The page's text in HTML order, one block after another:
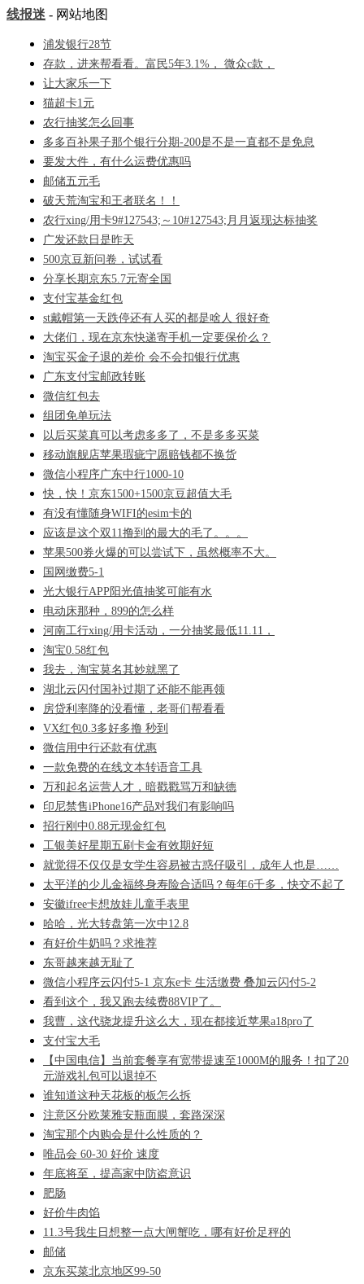
线报迷 - 网站地图
浦发银行28节
存款，进来帮看看。富民5年3.1%， 微众c款，
让大家乐一下
猫超卡1元
农行抽奖怎么回事
多多百补果子那个银行分期-200是不是一直都不是免息
要发大件，有什么运费优惠吗
邮储五元毛
破天荒淘宝和王者联名！！
农行xing/用卡9#127543;～10#127543;月月返现达标抽奖
广发还款日是昨天
500京豆新问卷，试试看
分享长期京东5.7元寄全国
支付宝基金红包
st戴帽第一天跌停还有人买的都是啥人 很好奇
大佬们，现在京东快递寄手机一定要保价么？
淘宝买金子退的差价 会不会扣银行优惠
广东支付宝邮政转账
微信红包去
组团免单玩法
以后买菜真可以考虑多多了，不是多多买菜
移动旗舰店苹果瑕疵宁愿赔钱都不换货
微信小程序广东中行1000-10
快，快！京东1500+1500京豆超值大毛
有没有懂随身WIFI的esim卡的
应该是这个双11撸到的最大的毛了。。。
苹果500券火爆的可以尝试下，虽然概率不大。
国网缴费5-1
光大银行APP阳光值抽奖可能有水
电动床那种，899的怎么样
河南工行xing/用卡活动，一分抽奖最低11.11，
淘宝0.58红包
我去，淘宝莫名其妙就黑了
湖北云闪付国补过期了还能不能再领
房贷利率降的没看懂，老哥们帮看看
VX红包0.3多好多撸 秒到
微信用中行还款有优惠
一款免费的在线文本转语音工具
万和起名运营人才，暗戳戳骂万和缺德
印尼禁售iPhone16产品对我们有影响吗
招行刚中0.88元现金红包
工银美好星期五刷卡金有效期好短
就觉得不仅仅是女学生容易被古惑仔吸引，成年人也是……
太平洋的少儿金福终身寿险合适吗？每年6千多，快交不起了
安徽ifree卡想放娃儿童手表里
哈哈，光大转盘第一次中12.8
有好价牛奶吗？求推荐
东哥越来越无耻了
微信小程序云闪付5-1 京东e卡 生活缴费 叠加云闪付5-2
看到这个，我又跑去续费88VIP了。
我曹，这代骁龙提升这么大，现在都接近苹果a18pro了
支付宝大毛
【中国电信】当前套餐享有宽带提速至1000M的服务！扣了20
元游戏礼包可以退掉不
谁知道这种天花板的板怎么拆
注意区分欧莱雅安瓶面膜，套路深深
淘宝那个内购会是什么性质的？
唯品会 60-30 好价 速度
年底将至，提高家中防盗意识
肥肠
好价牛肉馅
11.3号我生日想整一点大闸蟹吃，哪有好价足秤的
邮储
京东买菜北京地区99-50